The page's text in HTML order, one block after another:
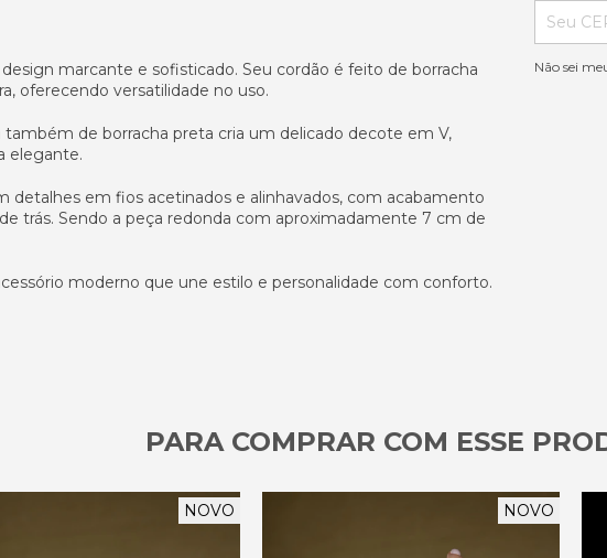
marcante e sofisticado. Seu cordão é feito de borracha
oferecendo versatilidade no uso.
de borracha preta cria um delicado decote em V,
elegante.
detalhes em fios acetinados e alinhavados, com acabamento
trás. Sendo a peça redonda com aproximadamente 7 cm de
moderno que une estilo e personalidade com conforto.
Não sei
PARA COMPRAR COM ESSE
NOVO NOVO